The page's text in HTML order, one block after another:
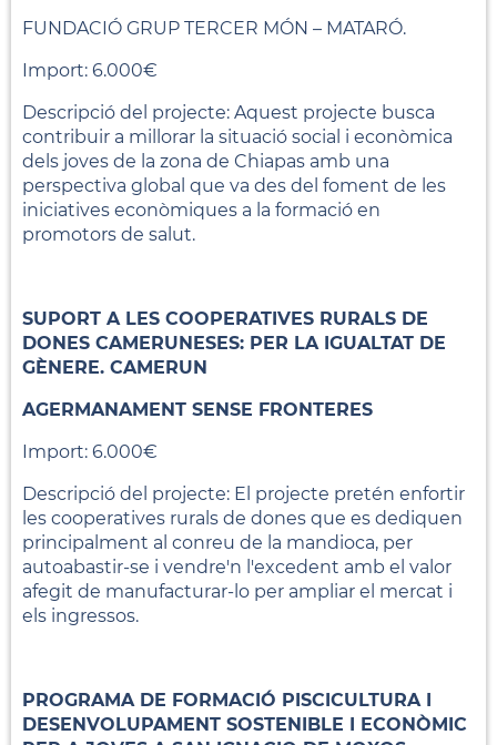
FUNDACIÓ GRUP TERCER MÓN – MATARÓ.
Import: 6.000€
Descripció del projecte: Aquest projecte busca
contribuir a millorar la situació social i econòmica
dels joves de la zona de Chiapas amb una
perspectiva global que va des del foment de les
iniciatives econòmiques a la formació en
promotors de salut.
SUPORT A LES COOPERATIVES RURALS DE
DONES CAMERUNESES: PER LA IGUALTAT DE
GÈNERE. CAMERUN
AGERMANAMENT SENSE FRONTERES
Import: 6.000€
Descripció del projecte: El projecte pretén enfortir
les cooperatives rurals de dones que es dediquen
principalment al conreu de la mandioca, per
autoabastir-se i vendre'n l'excedent amb el valor
afegit de manufacturar-lo per ampliar el mercat i
els ingressos.
PROGRAMA DE FORMACIÓ PISCICULTURA I
DESENVOLUPAMENT SOSTENIBLE I ECONÒMIC